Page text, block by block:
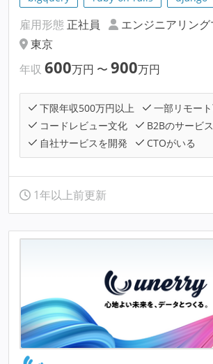
雇用形態 正社員
エンジニアリン
東京
年収 600万円 〜 900万円
下限年収500万円以上
一部リモー
コードレビュー文化
B2Bのサービ
自社サービスを開発
CTOがいる
1年以上前更新